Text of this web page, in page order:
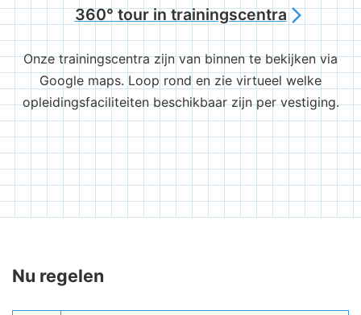
360° tour in trainingscentra arrow_forward_ios
Onze trainingscentra zijn van binnen te bekijken via
Google maps. Loop rond en zie virtueel welke
opleidingsfaciliteiten beschikbaar zijn per vestiging.
Nu regelen